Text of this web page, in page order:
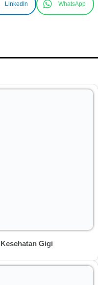
LinkedIn WhatsApp
Gigi